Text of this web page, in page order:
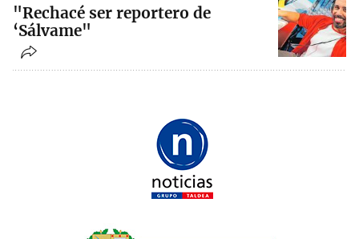
"Rechacé ser reportero de
‘Sálvame"